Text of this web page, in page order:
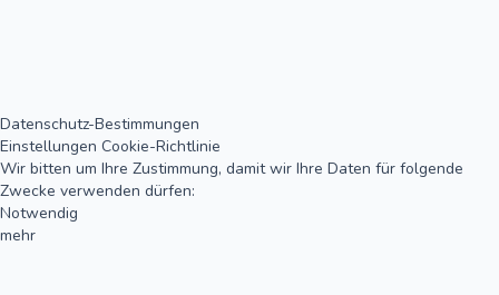
Datenschutz-Bestimmungen
Einstellungen Cookie-Richtlinie
Wir bitten um Ihre Zustimmung, damit wir Ihre Daten für folgende
Zwecke verwenden dürfen:
Notwendig
mehr